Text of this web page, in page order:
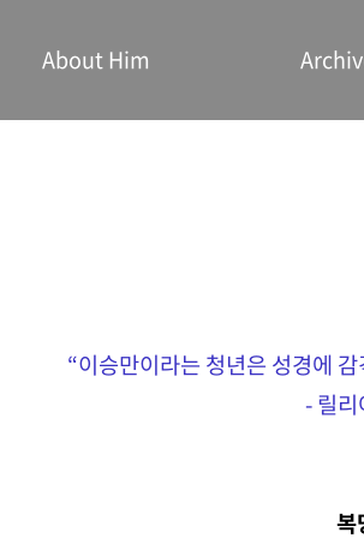
About Him
“이승만이라는 청년은 성경에
- 릴
복